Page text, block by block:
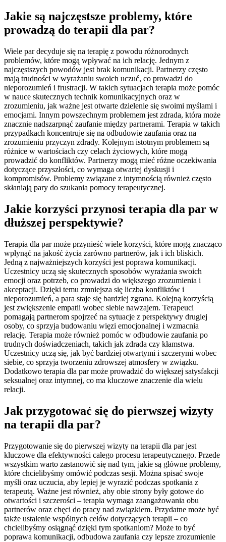
Jakie są najczęstsze problemy, które
prowadzą do terapii dla par?
Wiele par decyduje się na terapię z powodu różnorodnych
problemów, które mogą wpływać na ich relację. Jednym z
najczęstszych powodów jest brak komunikacji. Partnerzy często
mają trudności w wyrażaniu swoich uczuć, co prowadzi do
nieporozumień i frustracji. W takich sytuacjach terapia może pomóc
w nauce skutecznych technik komunikacyjnych oraz w
zrozumieniu, jak ważne jest otwarte dzielenie się swoimi myślami i
emocjami. Innym powszechnym problemem jest zdrada, która może
znacznie nadszarpnąć zaufanie między partnerami. Terapia w takich
przypadkach koncentruje się na odbudowie zaufania oraz na
zrozumieniu przyczyn zdrady. Kolejnym istotnym problemem są
różnice w wartościach czy celach życiowych, które mogą
prowadzić do konfliktów. Partnerzy mogą mieć różne oczekiwania
dotyczące przyszłości, co wymaga otwartej dyskusji i
kompromisów. Problemy związane z intymnością również często
skłaniają pary do szukania pomocy terapeutycznej.
Jakie korzyści przynosi terapia dla par w
dłuższej perspektywie?
Terapia dla par może przynieść wiele korzyści, które mogą znacząco
wpłynąć na jakość życia zarówno partnerów, jak i ich bliskich.
Jedną z najważniejszych korzyści jest poprawa komunikacji.
Uczestnicy uczą się skutecznych sposobów wyrażania swoich
emocji oraz potrzeb, co prowadzi do większego zrozumienia i
akceptacji. Dzięki temu zmniejsza się liczba konfliktów i
nieporozumień, a para staje się bardziej zgrana. Kolejną korzyścią
jest zwiększenie empatii wobec siebie nawzajem. Terapeuci
pomagają partnerom spojrzeć na sytuacje z perspektywy drugiej
osoby, co sprzyja budowaniu więzi emocjonalnej i wzmacnia
relację. Terapia może również pomóc w odbudowie zaufania po
trudnych doświadczeniach, takich jak zdrada czy kłamstwa.
Uczestnicy uczą się, jak być bardziej otwartymi i szczerymi wobec
siebie, co sprzyja tworzeniu zdrowszej atmosfery w związku.
Dodatkowo terapia dla par może prowadzić do większej satysfakcji
seksualnej oraz intymnej, co ma kluczowe znaczenie dla wielu
relacji.
Jak przygotować się do pierwszej wizyty
na terapii dla par?
Przygotowanie się do pierwszej wizyty na terapii dla par jest
kluczowe dla efektywności całego procesu terapeutycznego. Przede
wszystkim warto zastanowić się nad tym, jakie są główne problemy,
które chcielibyśmy omówić podczas sesji. Można spisać swoje
myśli oraz uczucia, aby lepiej je wyrazić podczas spotkania z
terapeutą. Ważne jest również, aby obie strony były gotowe do
otwartości i szczerości – terapia wymaga zaangażowania obu
partnerów oraz chęci do pracy nad związkiem. Przydatne może być
także ustalenie wspólnych celów dotyczących terapii – co
chcielibyśmy osiągnąć dzięki tym spotkaniom? Może to być
poprawa komunikacji, odbudowa zaufania czy lepsze zrozumienie